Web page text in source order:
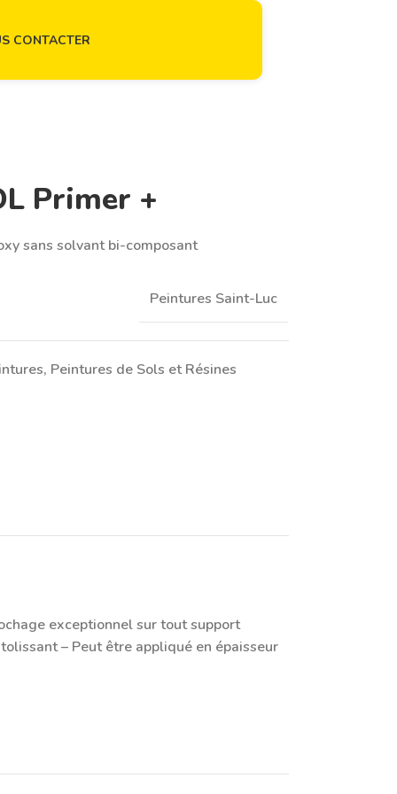
CONTACTER
Primer +
sans solvant bi-composant
Peintures Saint-Luc
, Peintures de Sols et Résines
exceptionnel sur tout support
– Peut être appliqué en épaisseur